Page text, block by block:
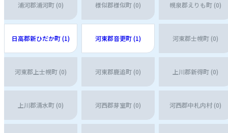
浦河郡浦河町 (0) 様似郡様似町 (0) 幌泉郡えりも町 (0)
日高郡新ひだか町 (1) 河東郡音更町 (1) 河東郡士幌町 (0)
河東郡上士幌町 (0) 河東郡鹿追町 (0) 上川郡新得町 (0)
上川郡清水町 (0) 河西郡芽室町 (0) 河西郡中札内村 (0)